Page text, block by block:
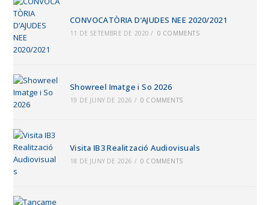
CONVOCATÒRIA D’AJUDES NEE 2020/2021
11 DE SETEMBRE DE 2020 / 0 COMMENTS
Showreel Imatge i So 2026
19 DE JUNY DE 2026 / 0 COMMENTS
Visita IB3 Realització Audiovisuals
18 DE JUNY DE 2026 / 0 COMMENTS